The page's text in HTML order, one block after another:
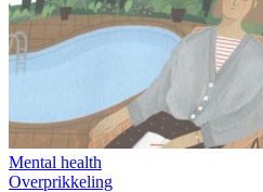
Mental health
Overprikkeling